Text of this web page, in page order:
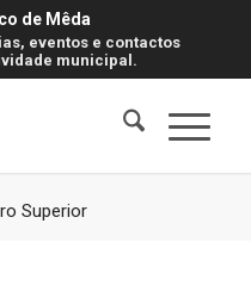
de Mêda
eventos e contactos
municipal.
Superior